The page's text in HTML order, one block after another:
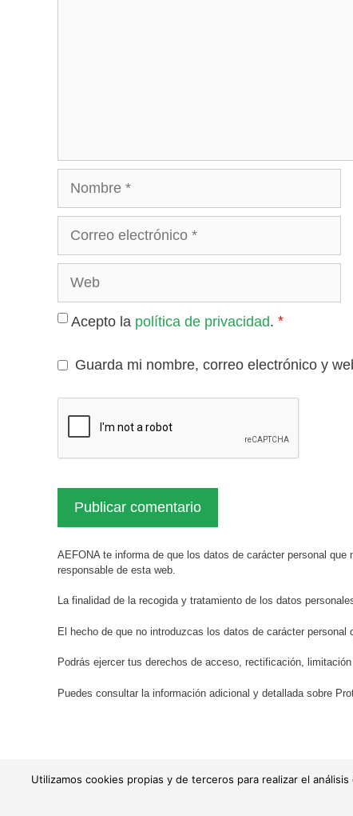
Acepto la política de privacidad. *
Guarda mi nombre, correo electrónico y
AEFONA te informa de que los datos de carácter personal
responsable de esta web.
La finalidad de la recogida y tratamiento de los datos
El hecho de que no introduzcas los datos de carácter
Podrás ejercer tus derechos de acceso, rectificación,
Puedes consultar la información adicional y detallada sobre
© AEFONA 2011- 2026 | Todas las imágenes y textos son
Utilizamos cookies propias y de terceros para realizar el